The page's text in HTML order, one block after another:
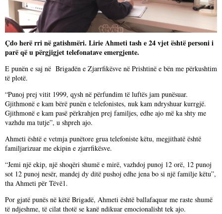
Çdo herë rri në gatishmëri. Lirie Ahmeti tash e 24 vjet është personi i
parë që u përgjigjet telefonatave emergjente.
E punën e saj në Brigadën e Zjarrfikësve në Prishtinë e bën me përkushtim
të plotë.
“Punoj prej vitit 1999, qysh në përfundim të luftës jam punësuar.
Gjithmonë e kam bërë punën e telefonistes, nuk kam ndryshuar kurrgjë.
Gjithmonë e kam pasë përkrahjen prej familjes, edhe ajo më ka shty me
vazhdu ma tutje”, u shpreh ajo.
Ahmeti është e vetmja punëtore grua telefoniste këtu, megjithatë është
familjarizuar me ekipin e zjarrfikësve.
“Jemi një ekip, një shoqëri shumë e mirë, vazhdoj punoj 12 orë, 12 punoj
sot 12 punoj nesër, mandej dy ditë pushoj edhe jena bo si një familje këtu”,
tha Ahmeti për Tëvë1.
Por gjatë punës në këtë Brigadë, Ahmeti është ballafaquar me raste shumë
të ndjeshme, të cilat thotë se kanë ndikuar emocionalisht tek ajo.